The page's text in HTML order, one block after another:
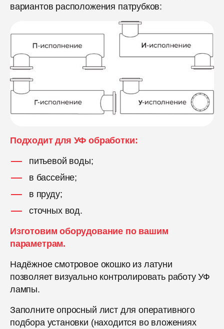
вариантов расположения патрубков:
Подходит для УФ обработки:
питьевой воды;
в бассейне;
в пруду;
сточных вод.
Изготовим оборудование по вашим
параметрам.
Надёжное смотровое окошко из латуни
позволяет визуально контролировать работу УФ
лампы.
Заполните опросный лист для оперативного
подбора установки (находится во вложениях